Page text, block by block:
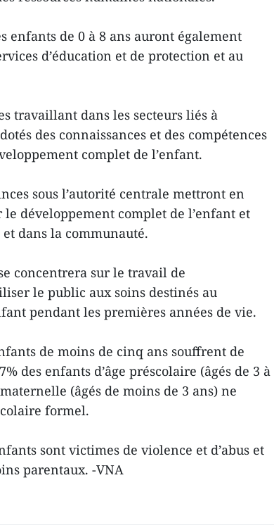
enfants de 0 à 8 ans auront également
d’éducation et de protection et au
travaillant dans les secteurs liés à
des connaissances et des compétences
complet de l’enfant.
sous l’autorité centrale mettront en
le développement complet de l’enfant et
dans la communauté.
concentrera sur le travail de
le public aux soins destinés au
pendant les premières années de vie.
de moins de cinq ans souffrent de
des enfants d’âge préscolaire (âgés de 3 à
(âgés de moins de 3 ans) ne
formel.
sont victimes de violence et d’abus et
parentaux. -VNA